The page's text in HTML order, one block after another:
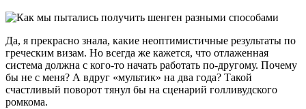
Да, я прекрасно знала, какие неоптимистичные результаты по
греческим визам. Но всегда же кажется, что отлаженная
система должна с кого-то начать работать по-другому. Почему
бы не с меня? А вдруг «мультик» на два года? Такой
счастливый поворот тянул бы на сценарий голливудского
ромкома.